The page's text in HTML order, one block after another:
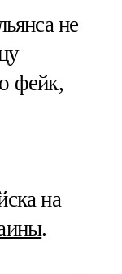
не
фейк,
на
.